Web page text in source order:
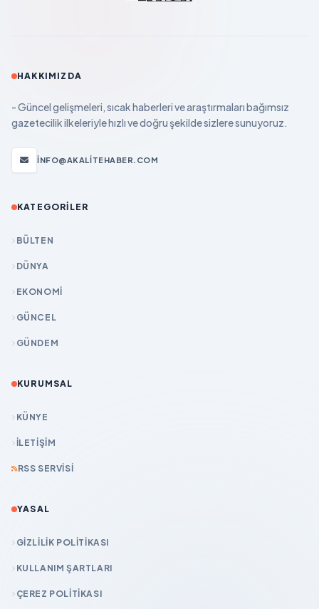
HAKKIMIZDA
- Güncel gelişmeleri, sıcak haberleri ve araştırmaları bağımsız
gazetecilik ilkeleriyle hızlı ve doğru şekilde sizlere sunuyoruz.
INFO@AKALITEHABER.COM
KATEGORILER
BÜLTEN
DÜNYA
EKONOMİ
GÜNCEL
GÜNDEM
KURUMSAL
KÜNYE
İLETIŞIM
RSS SERVISI
YASAL
GIZLILIK POLITIKASI
KULLANIM ŞARTLARI
ÇEREZ POLITIKASI